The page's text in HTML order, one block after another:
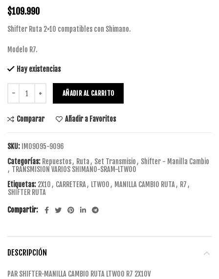
$109.990
Shifter Ruta 2×10 compatibles con Shimano.
Modelo R7.
Hay existencias
AÑADIR AL CARRITO
Comparar Añadir a Favoritos
SKU: IM09095-9096
Categorías: Repuestos, Ruta, Set Transmisio, Shifter - Manilla Cambio
, TRANSMISION VARIOS SHIMANO-SRAM-LTWOO
Etiquetas: 2X10, CARRETERA, LTWOO, MANILLA CAMBIO RUTA, R7,
SHIFTER RUTA
Compartir
DESCRIPCIÓN
PAR SHIFTER-MANILLA CAMBIO RUTA LTWOO R7 2X10V